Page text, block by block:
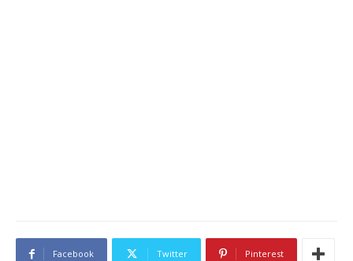
Facebook Twitter Pinterest